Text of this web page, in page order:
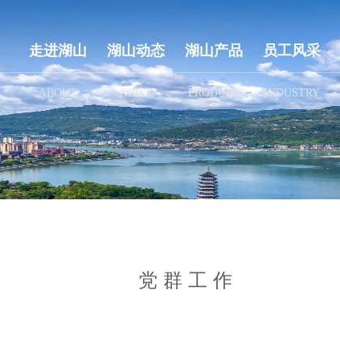
走进湖山
ABOUT
湖山动态
NEWS
湖山产品
PRODUCT
员工风采
INDUSTRY
党群工作